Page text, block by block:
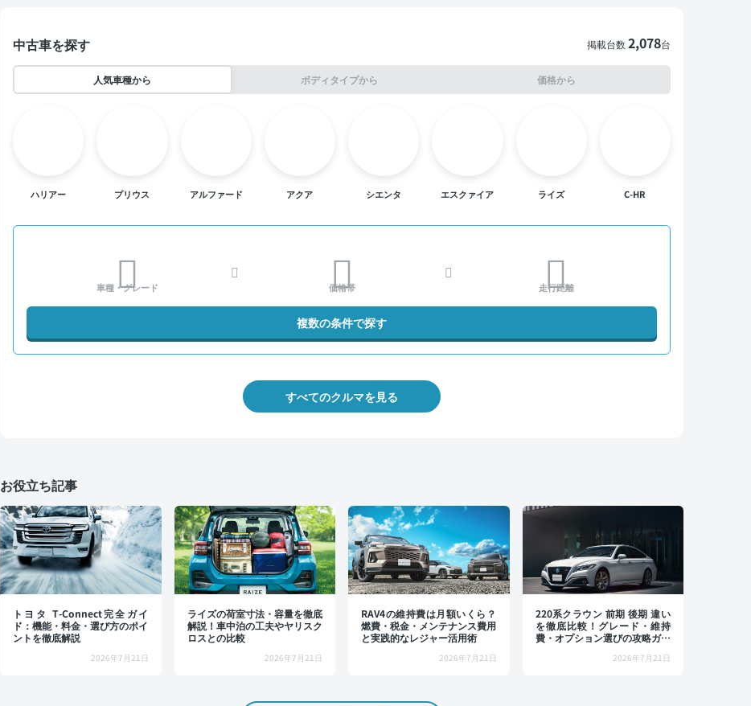
中古車を探す 掲載台数2,078台
人気車種から ボディタイプから 価格から
ハリアー プリウス アルファード アクア シエンタ エスクァイア ライズ C-HR
車種・グレード 価格帯 走行距離
複数の条件で探す
すべてのクルマを見る
お役立ち記事
トヨタ T-Connect完全ガイ
ド：機能・料金・選び方のポイ
ントを徹底解説
2026年7月21日
ライズの荷室寸法・容量を徹底
解説！車中泊の工夫やヤリスク
ロスとの比較
2026年7月21日
RAV4の維持費は月額いくら？
燃費・税金・メンテナンス費用
と実践的なレジャー活用術
2026年7月21日
220系クラウン 前期 後期 違い
を徹底比較！グレード・維持
費・オプション選びの攻略ガイ
2026年7月21日